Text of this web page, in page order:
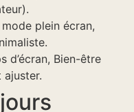
mode plein écran,
d’écran, Bien-être
ajuster.